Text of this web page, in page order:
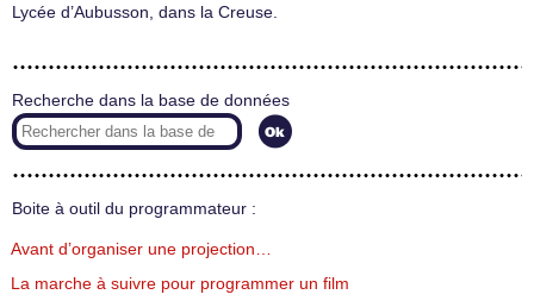
Lycée d’Aubusson, dans la Creuse.
Recherche dans la base de données
Boite à outil du programmateur :
Avant d’organiser une projection…
La marche à suivre pour programmer un film